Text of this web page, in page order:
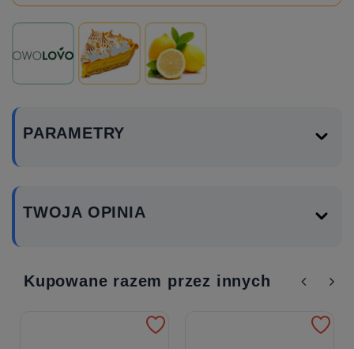
PARAMETRY
TWOJA OPINIA
Kupowane razem przez innych